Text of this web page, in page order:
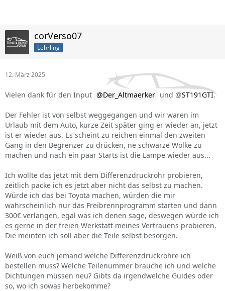
corVerso07
Lehrling
12. März 2025
Vielen dank für den Input Der_Altmaerker und @ST191GTI.
Der Fehler ist von selbst weggegangen und wir waren im
Urlaub mit dem Auto, kurze Zeit später ging er wieder an, jetzt
ist er wieder aus. Es scheint zu reichen einmal den zweiten
Gang in den Begrenzer zu drücken, ne schwarze Wolke zu
machen und nach ein paar Starts ist die Lampe wieder aus...
Ich wollte das jetzt mit dem Differenzdruckrohr probieren,
zeitlich packe ich es jetzt aber nicht das selbst zu machen.
Würde ich das bei Toyota machen, würden die mir
wahrscheinlich nur das Freibrennprogramm starten und dann
300€ verlangen, egal was ich denen sage, deswegen würde ich
es gerne in der freien Werkstatt meines Vertrauens probieren.
Die meinten ich soll aber die Teile selbst besorgen.
Weiß von euch jemand welche Differenzdruckrohre ich
bestellen muss? Welche Teilenummer brauche ich und welche
Dichtungen müssen neu? Gibts da irgendwelche Guides oder
so, wo ich sowas herbekomme?